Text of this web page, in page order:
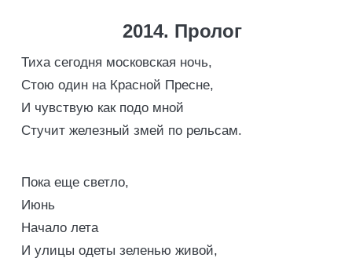
2014. Пролог
Тиха сегодня московская ночь,
Стою один на Красной Пресне,
И чувствую как подо мной
Стучит железный змей по рельсам.
Пока еще светло,
Июнь
Начало лета
И улицы одеты зеленью живой,